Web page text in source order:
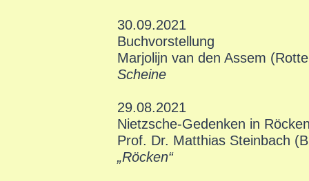
30.09.2021
Buchvorstellung
Marjolijn van den Assem
Scheine
29.08.2021
Nietzsche-Gedenken in
Prof. Dr. Matthias Steinbach
„Röcken“